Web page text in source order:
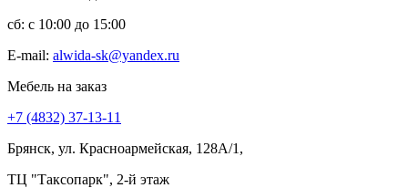
сб: c 10:00 до 15:00
E-mail: alwida-sk@yandex.ru
Мебель на заказ
+7 (4832) 37-13-11
Брянск, ул. Красноармейская, 128А/1,
ТЦ "Таксопарк", 2-й этаж